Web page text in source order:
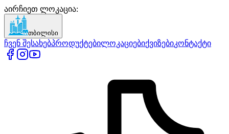
აირჩიეთ ლოკაცია:
თბილისი
ჩვენ შესახებპროდუქტებილოკაციებიქვიზებიკონტაქტი